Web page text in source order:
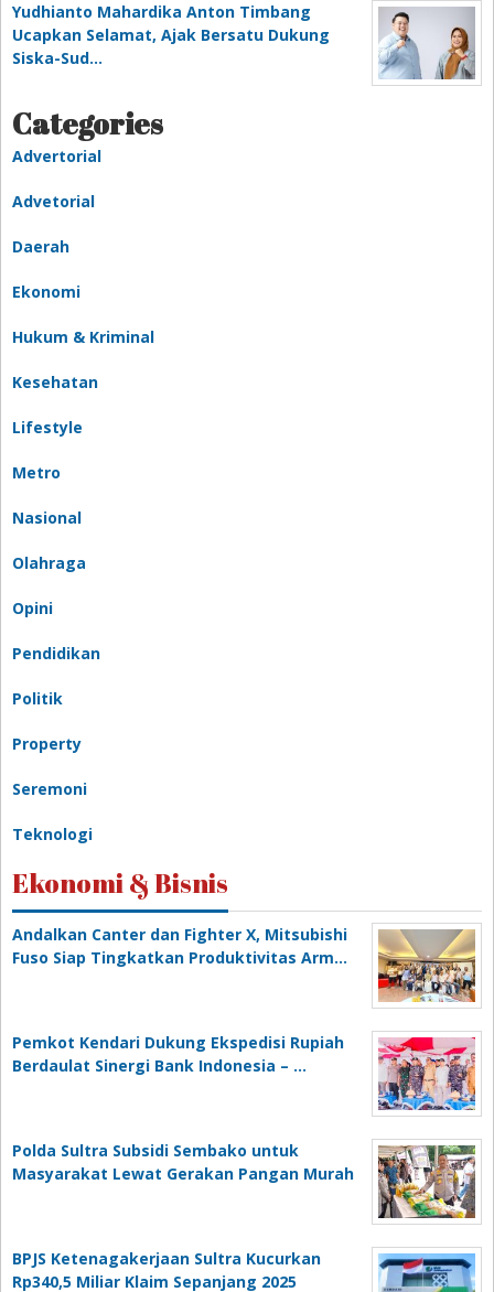
Yudhianto Mahardika Anton Timbang
Ucapkan Selamat, Ajak Bersatu Dukung
Siska-Sud…
Categories
Advertorial
Advetorial
Daerah
Ekonomi
Hukum & Kriminal
Kesehatan
Lifestyle
Metro
Nasional
Olahraga
Opini
Pendidikan
Politik
Property
Seremoni
Teknologi
Ekonomi & Bisnis
Andalkan Canter dan Fighter X, Mitsubishi
Fuso Siap Tingkatkan Produktivitas Arm…
Pemkot Kendari Dukung Ekspedisi Rupiah
Berdaulat Sinergi Bank Indonesia – …
Polda Sultra Subsidi Sembako untuk
Masyarakat Lewat Gerakan Pangan Murah
BPJS Ketenagakerjaan Sultra Kucurkan
Rp340,5 Miliar Klaim Sepanjang 2025